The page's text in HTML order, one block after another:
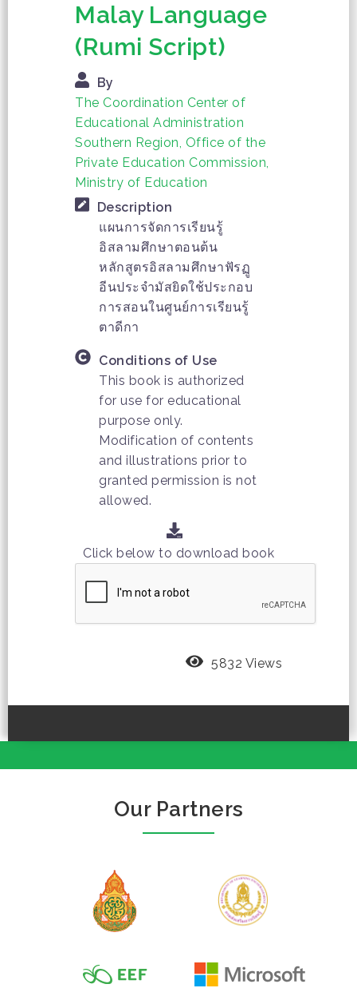
Malay Language
(Rumi Script)
By
The Coordination Center of
Educational Administration
Southern Region, Office of the
Private Education Commission,
Ministry of Education
Description
แผนการจัดการเรียนรู้
อิสลามศึกษาตอนต้น
หลักสูตรอิสลามศึกษาฟัรฏู
อีนประจำมัสยิดใช้ประกอบ
การสอนในศูนย์การเรียนรู้
ตาดีกา
Conditions of Use
This book is authorized
for use for educational
purpose only.
Modification of contents
and illustrations prior to
granted permission is not
allowed.
Click below to download book
5832 Views
Our Partners